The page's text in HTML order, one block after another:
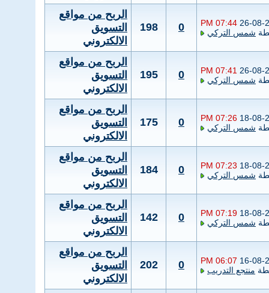
26-08-
07:44 PM
شمس التركي 0
198
الربح من مواقع
التسويق
الالكتروني
26-08-
07:41 PM
شمس التركي 0
195
الربح من مواقع
التسويق
الالكتروني
18-08-
07:26 PM
شمس التركي 0
175
الربح من مواقع
التسويق
الالكتروني
18-08-
07:23 PM
شمس التركي 0
184
الربح من مواقع
التسويق
الالكتروني
18-08-
07:19 PM
شمس التركي 0
142
الربح من مواقع
التسويق
الالكتروني
16-08-
06:07 PM
منتجع التدريب 0
202
الربح من مواقع
التسويق
الالكتروني